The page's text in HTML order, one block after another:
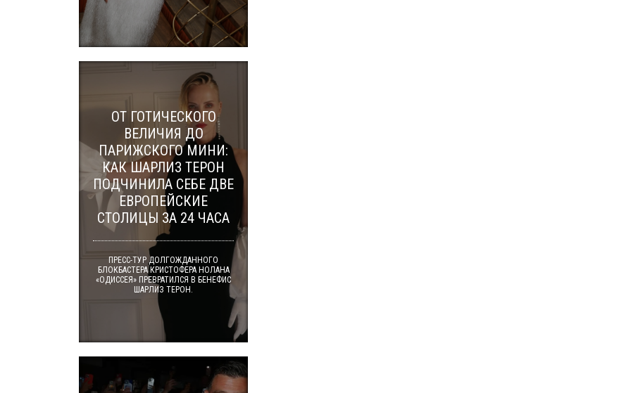
ОТ ГОТИЧЕСКОГО
ВЕЛИЧИЯ ДО
ПАРИЖСКОГО МИНИ:
КАК ШАРЛИЗ ТЕРОН
ПОДЧИНИЛА СЕБЕ ДВЕ
ЕВРОПЕЙСКИЕ
СТОЛИЦЫ ЗА 24 ЧАСА
ПРЕСС-ТУР ДОЛГОЖДАННОГО
БЛОКБАСТЕРА КРИСТОФЕРА НОЛАНА
«ОДИССЕЯ» ПРЕВРАТИЛСЯ В БЕНЕФИС
ШАРЛИЗ ТЕРОН.